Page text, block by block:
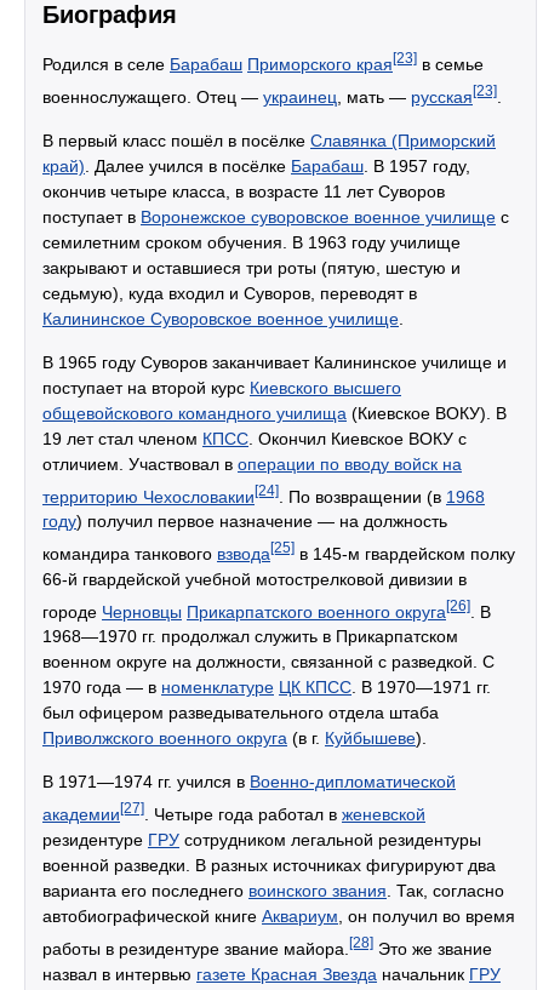
Биография
Родился в селе Барабаш Приморского края [23] в семье
военнослужащего. Отец — украинец , мать — русская[23]
В первый класс пошёл в посёлке Славянка (Приморский
край) . Далее учился в посёлке Барабаш . В 1957 году,
окончив четыре класса, в возрасте 11 лет Суворов
поступает в Воронежское суворовское военное училище с
семилетним сроком обучения. В 1963 году училище
закрывают и оставшиеся три роты (пятую, шестую и
седьмую), куда входил и Суворов, переводят в
Калининское Суворовское военное училище
В 1965 году Суворов заканчивает Калининское училище и
поступает на второй курс Киевского высшего
общевойскового командного училища (Киевское ВОКУ). В
19 лет стал членом КПСС . Окончил Киевское ВОКУ с
отличием. Участвовал в операции по вводу войск на
территорию Чехословакии[24] . По возвращении (в 1968
году) получил первое назначение — на должность
командира танкового взвода [25] в 145-м гвардейском полку
66-й гвардейской учебной мотострелковой дивизии в
городе Черновцы Прикарпатского военного округа[26]
. В
1968—1970 гг. продолжал служить в Прикарпатском
военном округе на должности, связанной с разведкой. С
1970 года — в номенклатуре ЦК КПСС. В 1970—1971 гг.
был офицером разведывательного отдела штаба
Приволжского военного округа (в г. Куйбышеве).
В 1971—1974 гг. учился в Военно-дипломатической
академии [27] . Четыре года работал в женевской
резидентуре ГРУ сотрудником легальной резидентуры
военной разведки. В разных источниках фигурируют два
варианта его последнего воинского звания . Так, согласно
автобиографической книге Аквариум , он получил во время
работы в резидентуре звание майора. [28] Это же звание
назвал в интервью газете Красная Звезда начальник ГРУ